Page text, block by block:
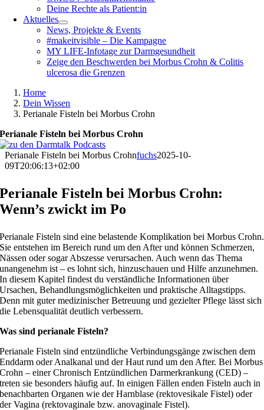
Deine Rechte als Patient:in
Aktuelles
News, Projekte & Events
#makeitvisible – Die Kampagne
MY LIFE-Infotage zur Darmgesundheit
Zeige den Beschwerden bei Morbus Crohn & Colitis
ulcerosa die Grenzen
Home
Dein Wissen
Perianale Fisteln bei Morbus Crohn
Perianale Fisteln bei Morbus Crohn
Perianale Fisteln bei Morbus Crohnfuchs2025-10-
09T20:06:13+02:00
Perianale Fisteln bei Morbus Crohn:
Wenn’s zwickt im Po
Perianale Fisteln sind eine belastende Komplikation bei Morbus Crohn.
Sie entstehen im Bereich rund um den After und können Schmerzen,
Nässen oder sogar Abszesse verursachen. Auch wenn das Thema
unangenehm ist – es lohnt sich, hinzuschauen und Hilfe anzunehmen.
In diesem Kapitel findest du verständliche Informationen über
Ursachen, Behandlungsmöglichkeiten und praktische Alltagstipps.
Denn mit guter medizinischer Betreuung und gezielter Pflege lässt sich
die Lebensqualität deutlich verbessern.
Was sind perianale Fisteln?
Perianale Fisteln sind entzündliche Verbindungsgänge zwischen dem
Enddarm oder Analkanal und der Haut rund um den After. Bei Morbus
Crohn – einer Chronisch Entzündlichen Darmerkrankung (CED) –
treten sie besonders häufig auf. In einigen Fällen enden Fisteln auch in
benachbarten Organen wie der Harnblase (rektovesikale Fistel) oder
der Vagina (rektovaginale bzw. anovaginale Fistel).